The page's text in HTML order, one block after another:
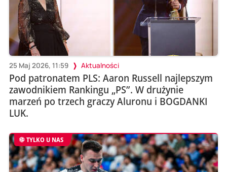
25 Maj 2026, 11:59 Aktualności
Pod patronatem PLS: Aaron Russell najlepszym
zawodnikiem Rankingu „PS”. W drużynie
marzeń po trzech graczy Aluronu i BOGDANKI
LUK.
TYLKO U NAS